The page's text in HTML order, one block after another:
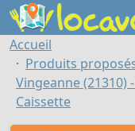
Accueil
Produits
Vingeanne (21310)
Caissette